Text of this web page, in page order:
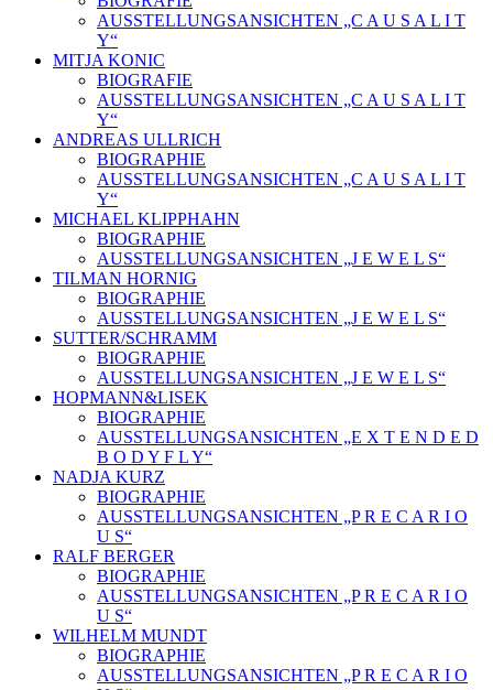
AUSSTELLUNGSANSICHTEN „C A U S A L I T
Y“
MITJA KONIC
BIOGRAFIE
AUSSTELLUNGSANSICHTEN „C A U S A L I T
Y“
ANDREAS ULLRICH
BIOGRAPHIE
AUSSTELLUNGSANSICHTEN „C A U S A L I T
Y“
MICHAEL KLIPPHAHN
BIOGRAPHIE
AUSSTELLUNGSANSICHTEN „J E W E L S“
TILMAN HORNIG
BIOGRAPHIE
AUSSTELLUNGSANSICHTEN „J E W E L S“
SUTTER/SCHRAMM
BIOGRAPHIE
AUSSTELLUNGSANSICHTEN „J E W E L S“
HOPMANN&LISEK
BIOGRAPHIE
AUSSTELLUNGSANSICHTEN „E X T E N D E D
B O D Y F L Y“
NADJA KURZ
BIOGRAPHIE
AUSSTELLUNGSANSICHTEN „P R E C A R I O
U S“
RALF BERGER
BIOGRAPHIE
AUSSTELLUNGSANSICHTEN „P R E C A R I O
U S“
WILHELM MUNDT
BIOGRAPHIE
AUSSTELLUNGSANSICHTEN „P R E C A R I O